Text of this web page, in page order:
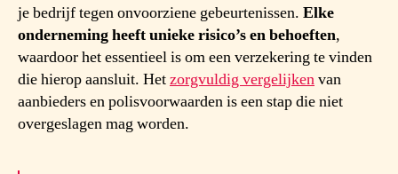
je bedrijf tegen onvoorziene gebeurtenissen. Elke
onderneming heeft unieke risico’s en behoeften,
waardoor het essentieel is om een verzekering te vinden
die hierop aansluit. Hetzorgvuldig vergelijkenvan
aanbieders en polisvoorwaarden is een stap die niet
overgeslagen mag worden.